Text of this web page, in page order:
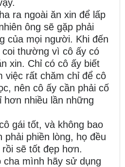
ra ngoài ăn xin để lấp
ông sẽ gặp phải
của mọi người. Khi đến
thường vì cô ấy có
xin. Chỉ có cô ấy biết
việc rất chăm chỉ để cô
nên cô ấy cần phải cố
hơn nhiều lần những
gái tốt, và không bao
phải phiền lòng, họ đều
sẽ tốt đẹp hơn.
mình hãy sử dụng